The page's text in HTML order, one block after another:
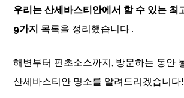
우리는 산세바스티안에서 할 수 있는 최
9가지 목록을 정리했습니다 .
해변부터 핀초소스까지, 방문하는 동안
산세바스티안 명소를 알려드리겠습니다!